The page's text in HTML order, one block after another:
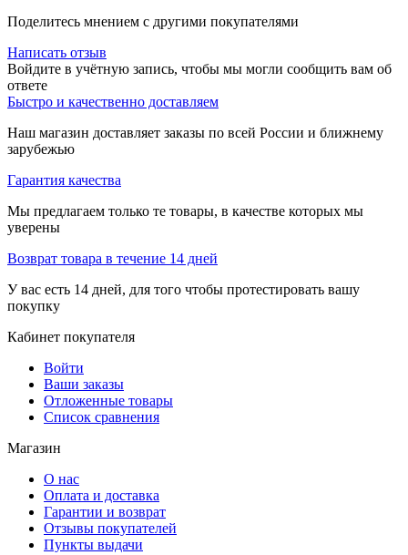
Поделитесь мнением с другими покупателями
Написать отзыв
Войдите в учётную запись, чтобы мы могли сообщить вам об
ответе
Быстро и качественно доставляем
Наш магазин доставляет заказы по всей России и ближнему
зарубежью
Гарантия качества
Мы предлагаем только те товары, в качестве которых мы
уверены
Возврат товара в течение 14 дней
У вас есть 14 дней, для того чтобы протестировать вашу
покупку
Кабинет покупателя
Войти
Ваши заказы
Отложенные товары
Список сравнения
Магазин
О нас
Оплата и доставка
Гарантии и возврат
Отзывы покупателей
Пункты выдачи